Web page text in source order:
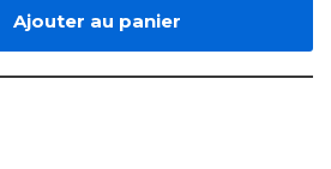
Ajouter au panier